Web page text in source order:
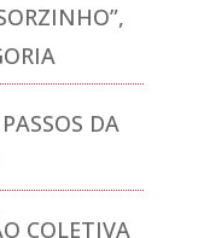
DA
COLETIVA